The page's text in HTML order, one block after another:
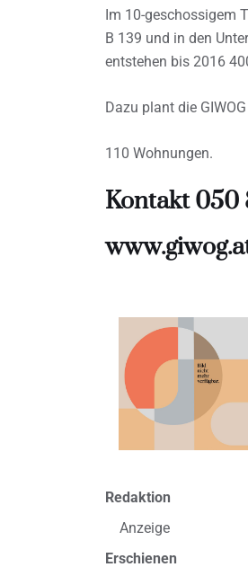
Im 10-geschossigem
B 139 und in den
entstehen bis 2016
Dazu plant die
110 Wohnungen.
Kontakt 050
Redaktion
Anzeige
Erschienen